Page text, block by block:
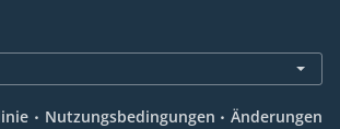
. Nutzungsbedingungen . Änderungen